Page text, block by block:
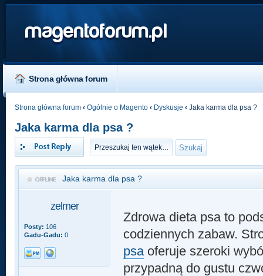
magentoforum.pl
Strona główna forum
Strona główna forum ‹ Ogólnie o Magento ‹ Dyskusje ‹ Jaka karma dla psa ?
Jaka karma dla psa ?
Odpowiedz
Jaka karma dla psa ?
zelmer
Posty: 106
Gadu-Gadu: 0
Zdrowa dieta psa to
codziennych zabaw.
psaoferuje szeroki
przypadną do gustu